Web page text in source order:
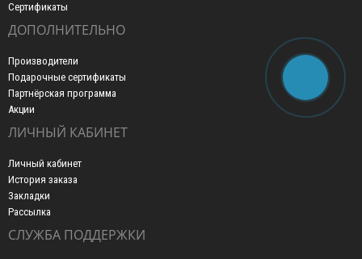
Сертификаты
ДОПОЛНИТЕЛЬНО
Производители
Подарочные сертификаты
Партнёрская программа
Акции
ЛИЧНЫЙ КАБИНЕТ
Личный кабинет
История заказа
Закладки
Рассылка
СЛУЖБА ПОДДЕРЖКИ